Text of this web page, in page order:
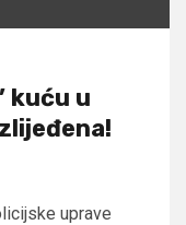
kuću u
uprave